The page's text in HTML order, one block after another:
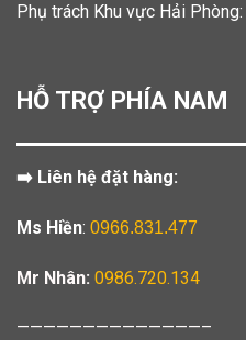
Phụ trách Khu vực Hải Phòng:
HỖ TRỢ PHÍA NAM
➡️ Liên hệ đặt hàng:
Ms Hiền: 0966.831.477
Mr Nhân: 0986.720.134
——————————————–